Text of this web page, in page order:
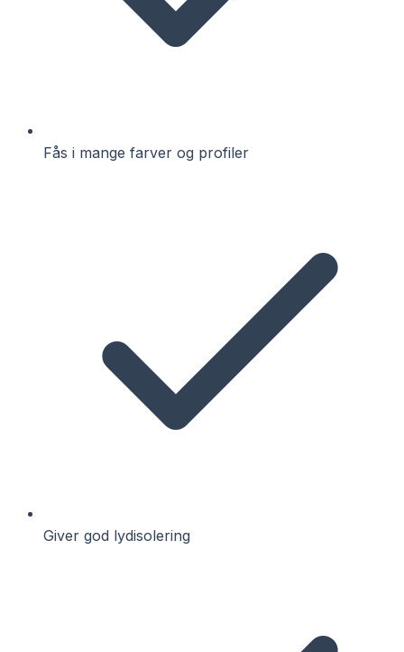
Fås i mange farver og profiler
Giver god lydisolering